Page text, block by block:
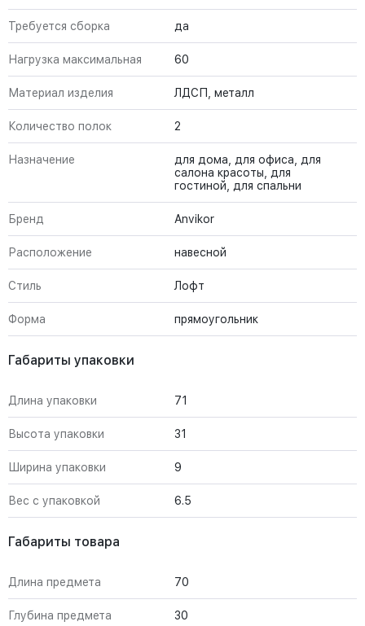
Требуется сборка да
Нагрузка максимальная 60
Материал изделия ЛДСП, металл
Количество полок 2
Назначение
для дома, для офиса, для
салона красоты, для
гостиной, для спальни
Бренд Anvikor
Расположение навесной
Стиль Лофт
Форма прямоугольник
Габариты упаковки
Длина упаковки 71
Высота упаковки 31
Ширина упаковки 9
Вес с упаковкой 6.5
Габариты товара
Длина предмета 70
Глубина предмета 30